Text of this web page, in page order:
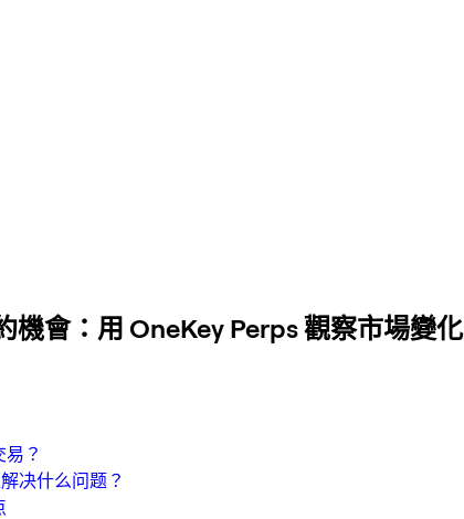
機會：用 OneKey Perps 觀察市場變化
？
决什么问题？